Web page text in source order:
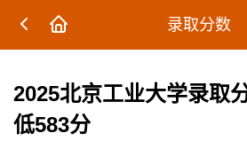
录取分数
2025北京工业大学录取
低583分